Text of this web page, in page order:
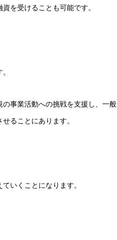
を受けることも可能です。
事業活動への挑戦を支援し、一般
ることにあります。
いくことになります。